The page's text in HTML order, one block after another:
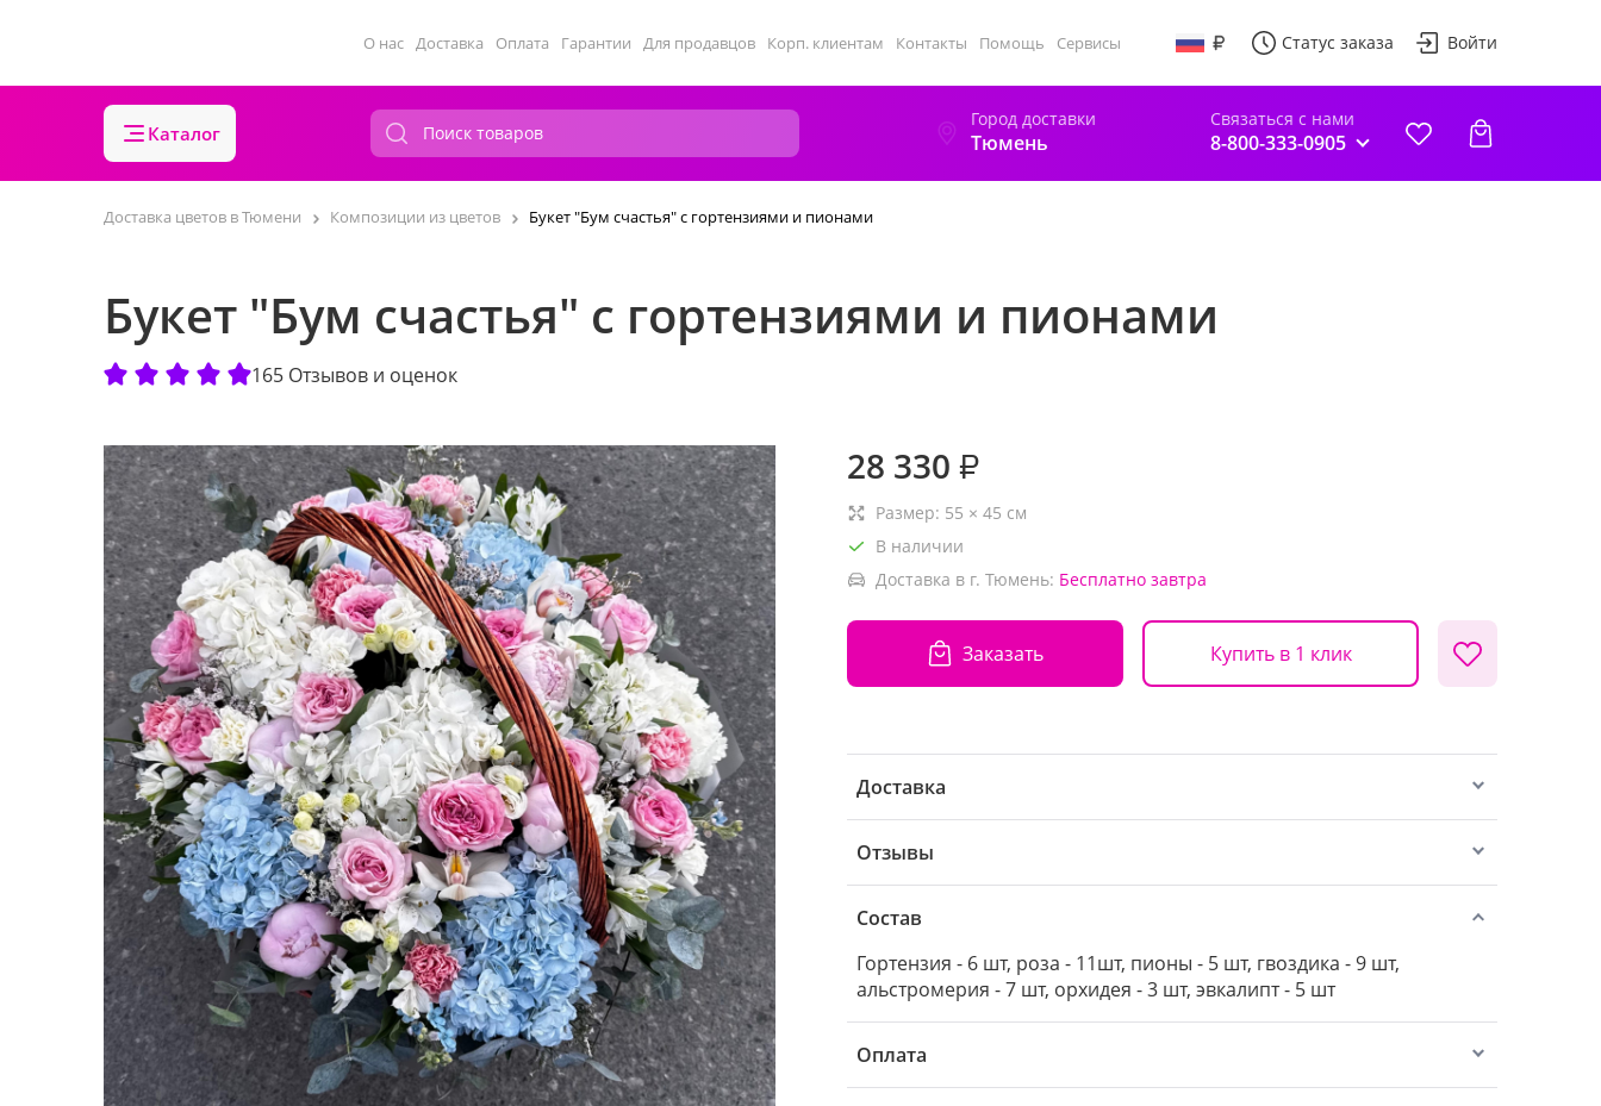
О нас Доставка Оплата Гарантии Для продавцов Корп. клиентам Контакты Помощь Сервисы Статус заказа Войти
Каталог
Город доставки
Тюмень
Связаться с нами
8-800-333-0905
Доставка цветов в Тюмени Композиции из цветов Букет "Бум счастья" с гортензиями и пионами
Букет "Бум счастья" с гортензиями и пионами
165 Отзывов и оценок
28 330 ₽
Размер: 55 × 45 см
В наличии
Доставка в г. Тюмень: Бесплатно завтра
Заказать Купить в 1 клик
Доставка
Отзывы
Состав
Гортензия - 6 шт, роза - 11шт, пионы - 5 шт, гвоздика - 9 шт,
альстромерия - 7 шт, орхидея - 3 шт, эвкалипт - 5 шт
Оплата